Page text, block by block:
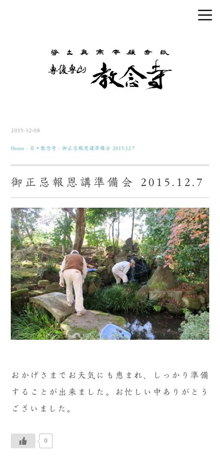
2015-12-08
Home › 日々教念寺 ›御正忌報恩講準備会 2015.12.7
御正忌報恩講準備会 2015.12.7
おかげさまでお天気にも恵まれ、しっかり準備
することが出来ました。お忙しい中ありがとう
ございました。
0